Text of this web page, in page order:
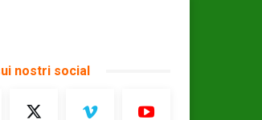
nostri social